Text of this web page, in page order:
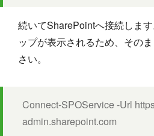
続いてSharePointへ接続しま
ップが表示されるため、その
さい。
Connect-SPOService -Url
admin.sharepoint.com